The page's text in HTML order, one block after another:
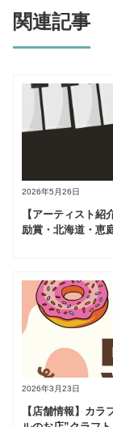
関連記事
2026年5月26日
【アーティスト
励賞・北海道・恵
2026年3月23日
【店舗情報】カ